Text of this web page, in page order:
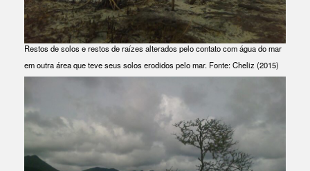
Restos de solos e restos de raízes alterados pelo contato com água do mar
em outra área que teve seus solos erodidos pelo mar. Fonte: Cheliz (2015)